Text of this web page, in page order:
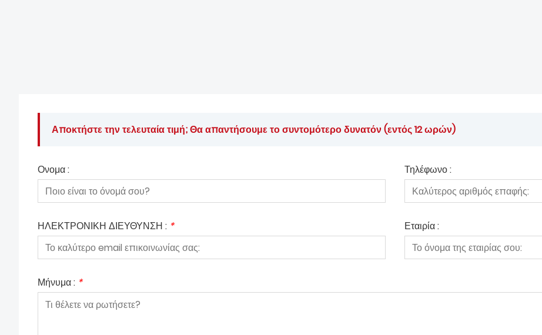
Αποκτήστε την τελευταία τιμή; Θα απαντήσουμε το συντομότερο δυνατόν (εντός 12 ωρών)
Ονομα : Τηλέφωνο :
ΗΛΕΚΤΡΟΝΙΚΗ ΔΙΕΥΘΥΝΣΗ : * Εταιρία :
Μήνυμα : *